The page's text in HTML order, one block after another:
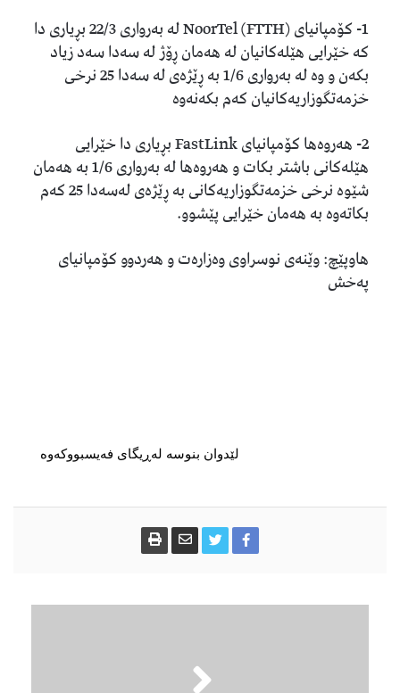
1- کۆمپانیای (NoorTel (FTTH لە بەرواری 22/3 بڕیاری دا
کە خێرایی هێلەکانیان لە هەمان ڕۆژ لە سەدا سەد زیاد
بکەن و وە لە بەرواری 1/6 بە ڕێژەی لە سەدا 25 نرخی
خزمەتگوزاریەکانیان کەم بکەنەوە
2- هەروەها کۆمپانیای FastLink بڕیاری دا خێرایی
هێلەکانی باشتر بکات و هەروەها لە بەرواری 1/6 بە هەمان
شێوە نرخی خزمەتگوزاریەکانی بە ڕێژەی لەسەدا 25 کەم
بکاتەوە بە هەمان خێرایی پێشوو.
هاوپێچ: وێنەی نوسراوی وەزارەت و هەردوو کۆمپانیای
پەخش
لێدوان بنوسە لەڕیگای فەیسبووکەوە